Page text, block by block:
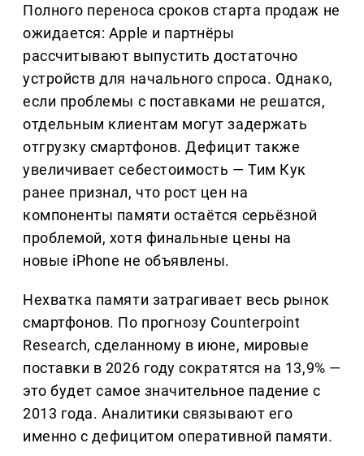
Полного переноса сроков старта продаж не
ожидается: Apple и партнёры
рассчитывают выпустить достаточно
устройств для начального спроса. Однако,
если проблемы с поставками не решатся,
отдельным клиентам могут задержать
отгрузку смартфонов. Дефицит также
увеличивает себестоимость — Тим Кук
ранее признал, что рост цен на
компоненты памяти остаётся серьёзной
проблемой, хотя финальные цены на
новые iPhone не объявлены.
Нехватка памяти затрагивает весь рынок
смартфонов. По прогнозу Counterpoint
Research, сделанному в июне, мировые
поставки в 2026 году сократятся на 13,9% —
это будет самое значительное падение с
2013 года. Аналитики связывают его
именно с дефицитом оперативной памяти.